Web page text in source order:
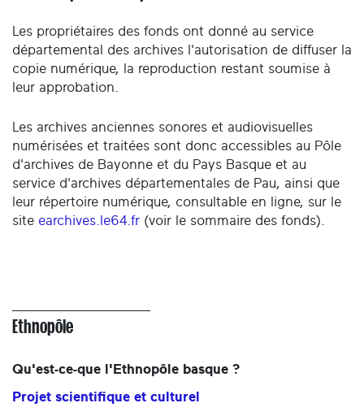
Les propriétaires des fonds ont donné au service
départemental des archives l'autorisation de diffuser la
copie numérique, la reproduction restant soumise à
leur approbation.
Les archives anciennes sonores et audiovisuelles
numérisées et traitées sont donc accessibles au Pôle
d'archives de Bayonne et du Pays Basque et au
service d'archives départementales de Pau, ainsi que
leur répertoire numérique, consultable en ligne, sur le
site earchives.le64.fr (voir le sommaire des fonds).
Ethnopôle
Qu'est-ce-que l'Ethnopôle basque ?
Projet scientifique et culturel